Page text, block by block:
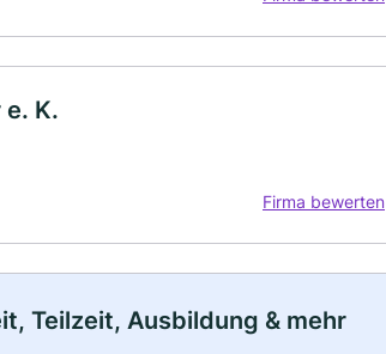
K.
Firma bewerten
Teilzeit, Ausbildung & mehr